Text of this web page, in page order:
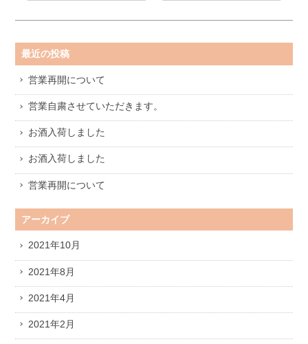
最近の投稿
営業再開について
営業自粛させていただきます。
お酒入荷しました
お酒入荷しました
営業再開について
アーカイブ
2021年10月
2021年8月
2021年4月
2021年2月